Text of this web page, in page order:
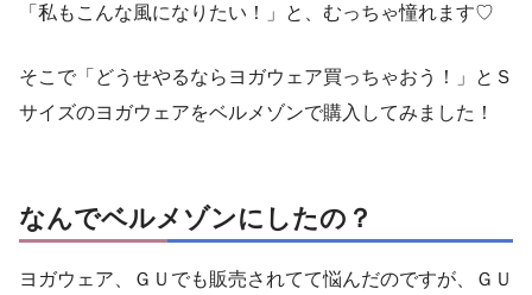
「私もこんな風になりたい！」と、むっちゃ憧れます♡
そこで「どうせやるならヨガウェア買っちゃおう！」とＳ
サイズのヨガウェアをベルメゾンで購入してみました！
なんでベルメゾンにしたの？
ヨガウェア、ＧＵでも販売されてて悩んだのですが、ＧＵ